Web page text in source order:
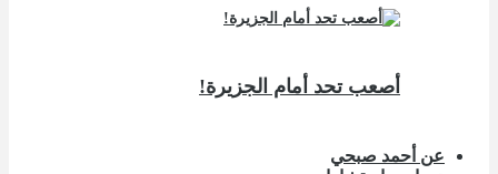
أصعب تحد أمام الجزيرة!
عن أحمد صبحي